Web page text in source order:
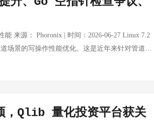
来源： Phoronix | 时间：2026-06-27 Linux 7.2
场景的写操作性能优化。这是近年来针对管道子
响。 技术细节： 优化了内核中管道缓冲区的管
Go 语言空指针检查争议：过度防御还是必
，Qlib 量化投资平台获关